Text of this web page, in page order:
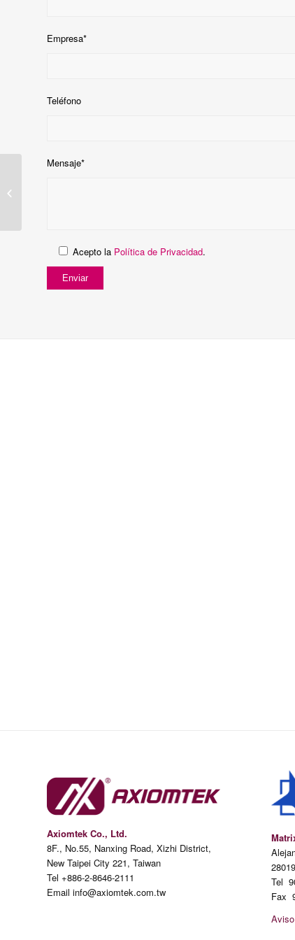
Empresa*
Teléfono
Mensaje*
Acepto la Política de Privacidad.
Axiomtek Co., Ltd.
8F., No.55, Nanxing Road, Xizhi District,
New Taipei City 221, Taiwan
Tel +886-2-8646-2111
Email info@axiomtek.com.tw
Tel
Fax